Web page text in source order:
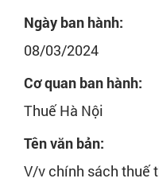
Ngày ban hành:
08/03/2024
Cơ quan ban hành:
Thuế Hà Nội
Tên văn bản:
V/v chính sách thuế